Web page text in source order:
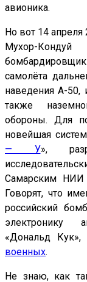
авионика.
Но вот 14
Мухор-
самолёта
наведения А-50,
также
обороны. Для
новейшая
— У»,
Самарским НИИ
Говорят, что
российский
электронику
«Дональд Кук»,
военных.
Не знаю, как